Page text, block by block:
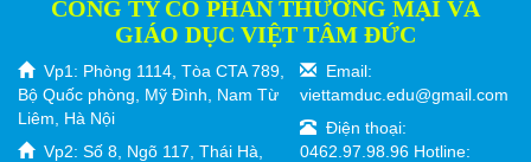
CÔNG TY CỔ PHẦN THƯƠNG MẠI VÀ
GIÁO DỤC VIỆT TÂM ĐỨC
Vp1: Phòng 1114, Tòa CTA 789,
Bộ Quốc phòng, Mỹ Đình, Nam Từ
Liêm, Hà Nội
Vp2: Số 8, Ngõ 117, Thái Hà,
Email:
viettamduc.edu@gmail.com
Điện thoại:
0462.97.98.96 Hotline: